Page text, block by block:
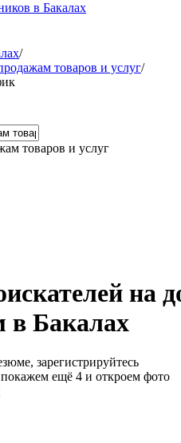
в Бакалах
/
товаров и услуг/
товаров и услуг
на
в Бакалах
зарегистрируйтесь
ещё 4 и откроем фото